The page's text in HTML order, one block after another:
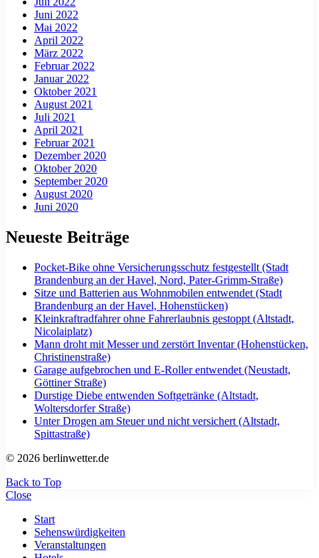
Juni 2022
Mai 2022
April 2022
März 2022
Februar 2022
Januar 2022
Oktober 2021
August 2021
Juli 2021
April 2021
Februar 2021
Dezember 2020
Oktober 2020
September 2020
August 2020
Juni 2020
Neueste Beiträge
Pocket-Bike ohne Versicherungsschutz festgestellt (Stadt
Brandenburg an der Havel, Nord, Pater-Grimm-Straße)
Sitze und Batterien aus Wohnmobilen entwendet (Stadt
Brandenburg an der Havel, Hohenstücken)
Kleinkraftradfahrer ohne Fahrerlaubnis gestoppt (Altstadt,
Nicolaiplatz)
Mann droht mit Messer und zerstört Inventar (Hohenstücken,
Christinenstraße)
Garage aufgebrochen und E-Roller entwendet (Neustadt,
Göttiner Straße)
Durstige Diebe entwenden Softgetränke (Altstadt,
Woltersdorfer Straße)
Unter Drogen am Steuer und nicht versichert (Altstadt,
Spittastraße)
© 2026 berlinwetter.de
Back to Top
Close
Start
Sehenswürdigkeiten
Veranstaltungen